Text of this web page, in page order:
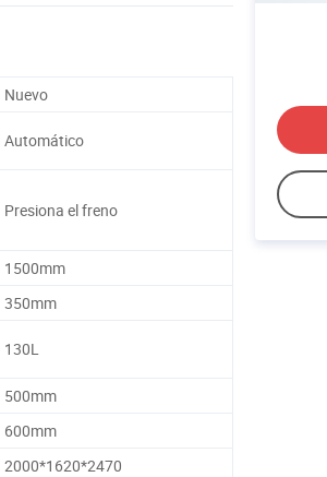
Nuevo
Automático
Presiona el freno
1500mm
350mm
130L
500mm
600mm
2000*1620*2470